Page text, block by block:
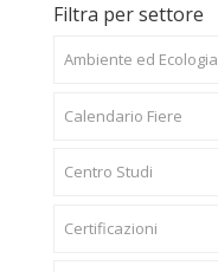
Filtra per settore
Ambiente ed Ecologia
Calendario Fiere
Centro Studi
Certificazioni